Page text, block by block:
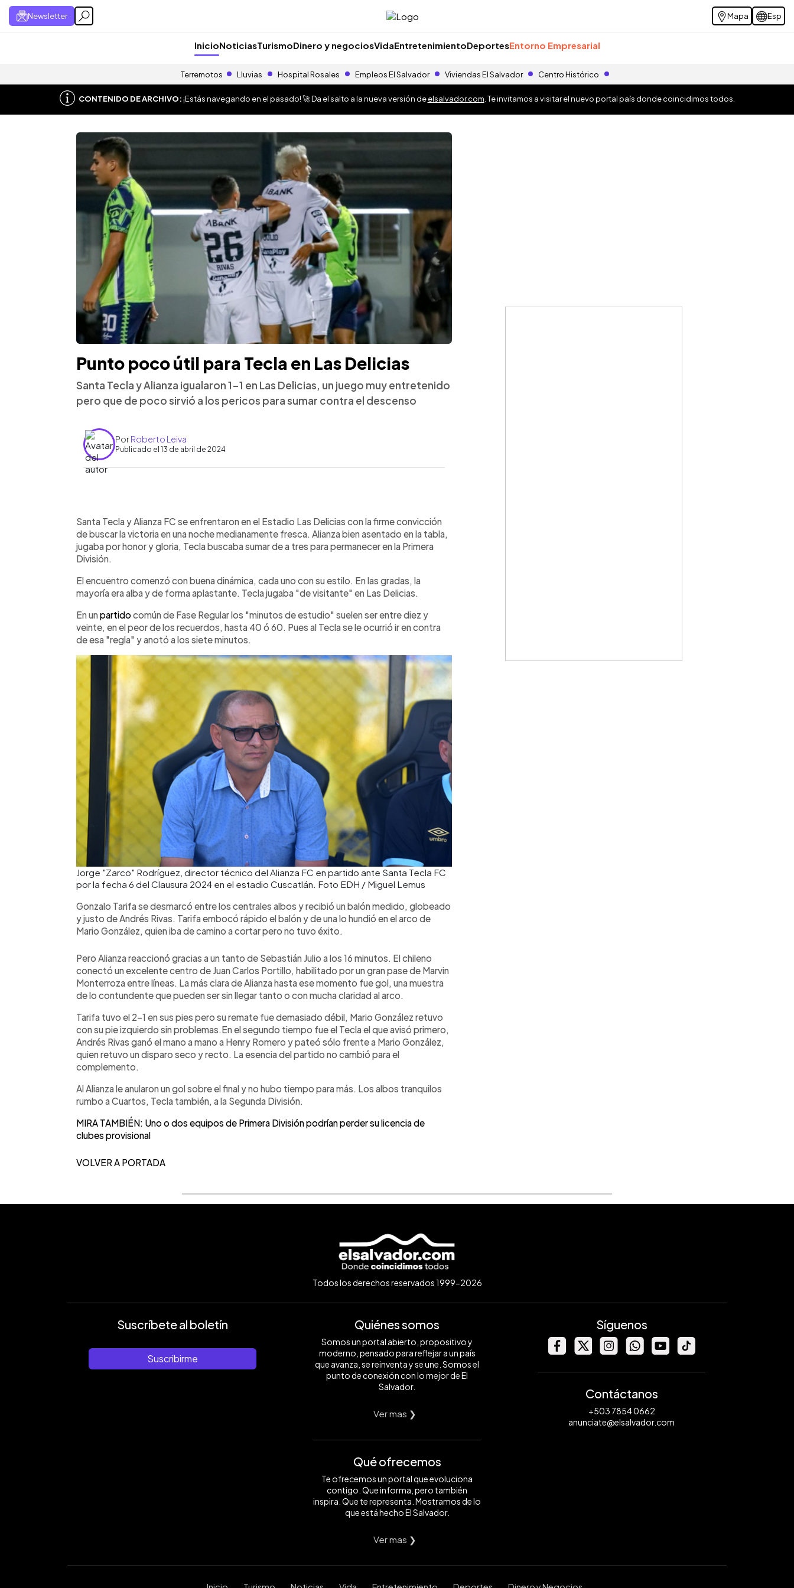
Newsletter Mapa Esp
InicioNoticiasTurismoDinero y negociosVidaEntretenimientoDeportesEntorno Empresarial
Terremotos Lluvias Hospital Rosales Empleos El Salvador Viviendas El Salvador Centro Histórico
CONTENIDO DE ARCHIVO:¡Estás navegando en el pasado! 🚀 Da el salto a la nueva versión deelsalvador.com . Te invitamos a visitar el nuevo portal país donde coincidimos todos.
Punto poco útil para Tecla en Las Delicias
Santa Tecla y Alianza igualaron 1-1 en Las Delicias, un juego muy entretenido
pero que de poco sirvió a los pericos para sumar contra el descenso
PorRoberto Leiva
Publicado el 13 de abril de 2024
► Escuchar artículo
Santa Tecla y Alianza FC se enfrentaron en el Estadio Las Delicias con la firme convicción
de buscar la victoria en una noche medianamente fresca. Alianza bien asentado en la tabla,
jugaba por honor y gloria, Tecla buscaba sumar de a tres para permanecer en la Primera
División.
El encuentro comenzó con buena dinámica, cada uno con su estilo. En las gradas, la
mayoría era alba y de forma aplastante. Tecla jugaba "de visitante" en Las Delicias.
En unpartidocomún de Fase Regular los "minutos de estudio" suelen ser entre diez y
veinte, en el peor de los recuerdos, hasta 40 ó 60. Pues al Tecla se le ocurrió ir en contra
de esa "regla" y anotó a los siete minutos.
Jorge "Zarco" Rodríguez, director técnico del Alianza FC en partido ante Santa Tecla FC
por la fecha 6 del Clausura 2024 en el estadio Cuscatlán. Foto EDH / Miguel Lemus
Gonzalo Tarifa se desmarcó entre los centrales albos y recibió un balón medido, globeado
y justo de Andrés Rivas. Tarifa embocó rápido el balón y de una lo hundió en el arco de
Mario González, quien iba de camino a cortar pero no tuvo éxito.
Pero Alianza reaccionó gracias a un tanto de Sebastián Julio a los 16 minutos. El chileno
conectó un excelente centro de Juan Carlos Portillo, habilitado por un gran pase de Marvin
Monterroza entre líneas. La más clara de Alianza hasta ese momento fue gol, una muestra
de lo contundente que pueden ser sin llegar tanto o con mucha claridad al arco.
Tarifa tuvo el 2-1 en sus pies pero su remate fue demasiado débil, Mario González retuvo
con su pie izquierdo sin problemas.En el segundo tiempo fue el Tecla el que avisó primero,
Andrés Rivas ganó el mano a mano a Henry Romero y pateó sólo frente a Mario González,
quien retuvo un disparo seco y recto. La esencia del partido no cambió para el
complemento.
Al Alianza le anularon un gol sobre el final y no hubo tiempo para más. Los albos tranquilos
rumbo a Cuartos, Tecla también, a la Segunda División.
MIRA TAMBIÉN: Uno o dos equipos de Primera División podrían perder su licencia de
clubes provisional
VOLVER A PORTADA
Todos los derechos reservados 1999-2026
Suscríbete al boletín
Suscribirme
Quiénes somos
Somos un portal abierto, propositivo y
moderno, pensado para reflejar a un país
que avanza, se reinventa y se une. Somos el
punto de conexión con lo mejor de El
Salvador.
Ver mas ❯
Qué ofrecemos
Te ofrecemos un portal que evoluciona
contigo. Que informa, pero también
inspira. Que te representa. Mostramos de lo
que está hecho El Salvador.
Ver mas ❯
Síguenos
Contáctanos
+503 7854 0662
anunciate@elsalvador.com